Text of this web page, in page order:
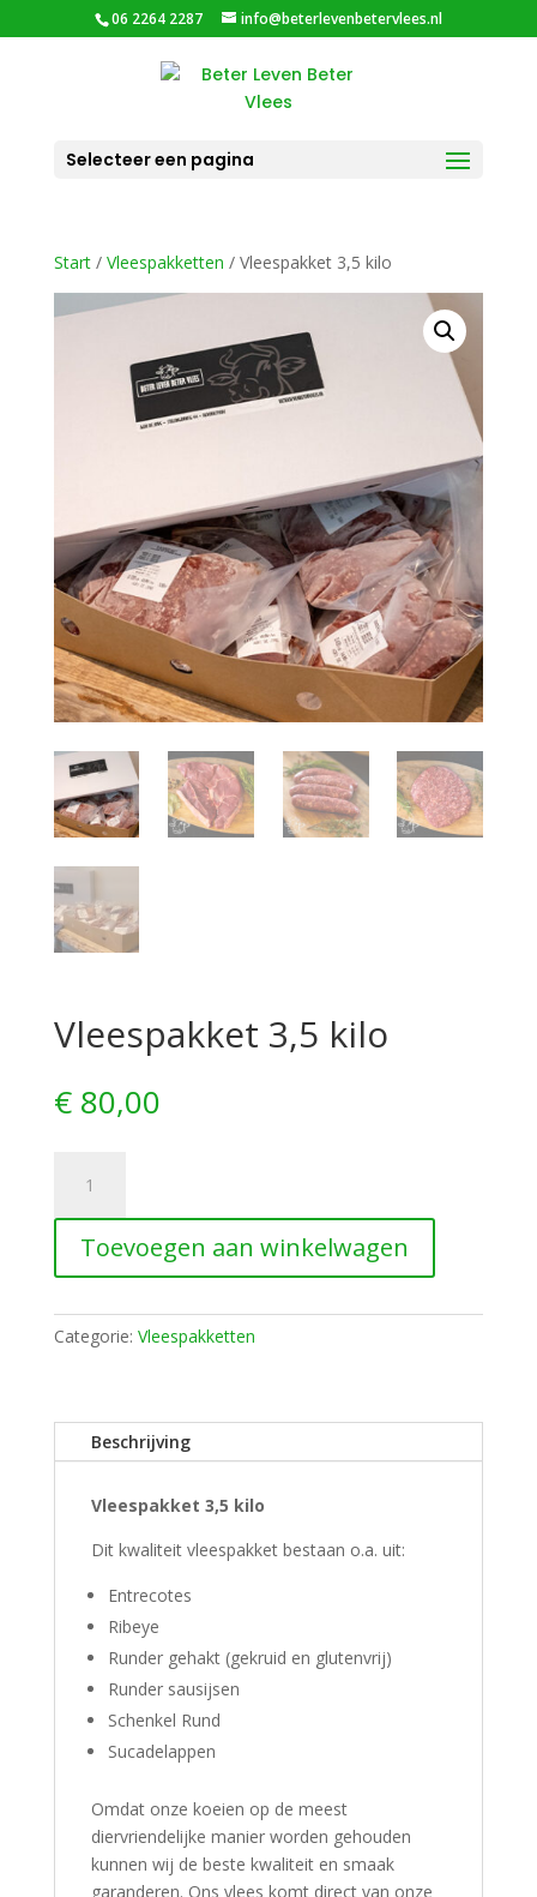
06 2264 2287 info@beterlevenbetervlees.nl
Selecteer een pagina
Start/ Vleespakketten / Vleespakket 3,5 kilo
Vleespakket 3,5 kilo
€80,00
kilo
aantalToevoegen aan winkelwagen
Categorie: Vleespakketten
Beschrijving
Vleespakket 3,5 kilo
Dit kwaliteit vleespakket bestaan o.a. uit:
Entrecotes
Ribeye
Runder gehakt (gekruid en glutenvrij)
Runder sausijsen
Schenkel Rund
Sucadelappen
Omdat onze koeien op de meest
diervriendelijke manier worden gehouden
kunnen wij de beste kwaliteit en smaak
garanderen. Ons vlees komt direct van onze